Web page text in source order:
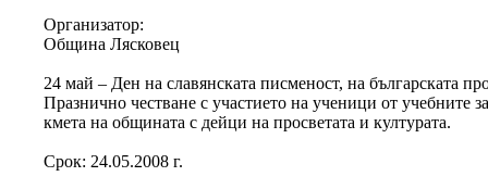
Организатор:
Община Лясковец
24 май – Ден на славянската писменост, на българската
Празнично честване с участието на ученици от учебните
кмета на общината с дейци на просветата и културата.
Срок: 24.05.2008 г.